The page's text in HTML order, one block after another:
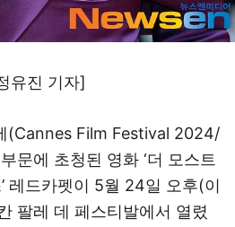
유진 기자]
(Cannes Film Festival 2024/
문에 초청된 영화 ‘더 모스트
레드카펫이 5월 24일 오후(이
팔레 데 페스티발에서 열렸